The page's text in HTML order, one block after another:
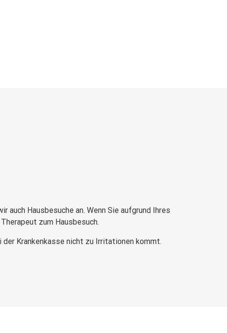
Hausbesuche an. Wenn Sie aufgrund Ihres
zum Hausbesuch.
Krankenkasse nicht zu Irritationen kommt.